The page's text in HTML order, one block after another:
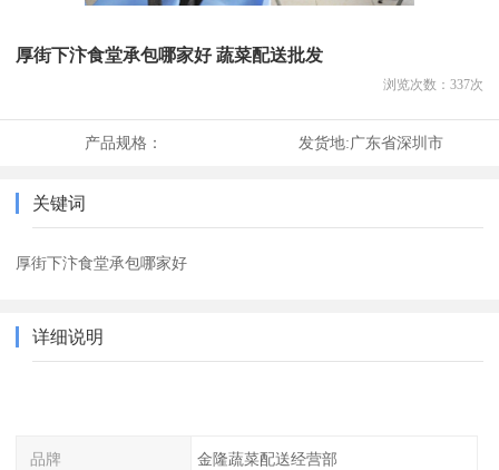
厚街下汴食堂承包哪家好 蔬菜配送批发
浏览次数： 337次
产品规格： 发货地:广东省深圳市
关键词
厚街下汴食堂承包哪家好
详细说明
品牌 金隆蔬菜配送经营部